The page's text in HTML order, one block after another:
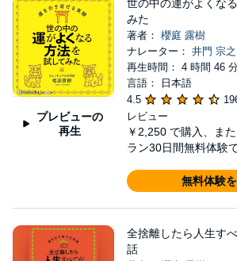
口に、水晶天然石の店舗AMERI
在は自らの事業展開の他、各所の
ッドハンティングされ社外取締役
ら、世界中の富豪層からも愛され
れる摩訶不思議な強運の持ち主、
ター。 「アホと素直と行動力、
提唱し、トイレ掃除や全捨離の実
ような真っ直ぐでピュアな心と、
な豪快さを併せ持つ人柄に惹きつ
多く、超適当なタロット占い、恋
係などに悩む方の人生相談会など
プレビューの
再生
世の中の運がよくな
みた
著者： 櫻庭 露樹
ナレーター： 井門 宗之
再生時間： 4 時間 46
言語： 日本語
4.5
レビュー
￥2,250 で購入、ま
ラン30日間無料体験
無料体験
全捨離したら人生す
話